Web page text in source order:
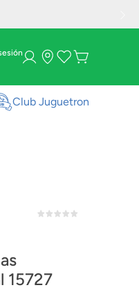
Club Juguetron
15727